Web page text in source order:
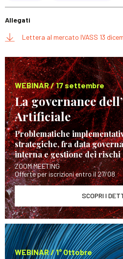
Allegati
Lettera al mercato IVASS 13
WEBINAR / 17 settembre
La governance
Artificiale
Problematiche
strategiche, fra data
interna e gestione dei rischi
ZOOM MEETING
Offerte per iscrizioni entro il 27/08
SCOPRI I
WEBINAR / 1° Ottobre